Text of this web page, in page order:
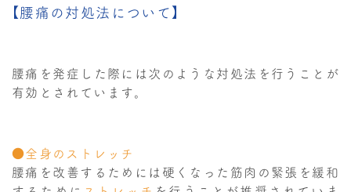
【腰痛の対処法について】
腰痛を発症した際には次のような対処法を行うことが
有効とされています。
●全身のストレッチ
腰痛を改善するためには硬くなった筋肉の緊張を緩和